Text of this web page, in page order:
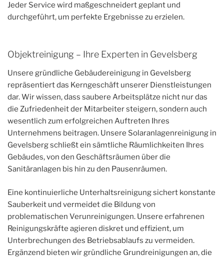
Jeder Service wird maßgeschneidert geplant und
durchgeführt, um perfekte Ergebnisse zu erzielen.
Objektreinigung – Ihre Experten in Gevelsberg
Unsere gründliche Gebäudereinigung in Gevelsberg
repräsentiert das Kerngeschäft unserer Dienstleistungen
dar. Wir wissen, dass saubere Arbeitsplätze nicht nur das
die Zufriedenheit der Mitarbeiter steigern, sondern auch
wesentlich zum erfolgreichen Auftreten Ihres
Unternehmens beitragen. Unsere Solaranlagenreinigung in
Gevelsberg schließt ein sämtliche Räumlichkeiten Ihres
Gebäudes, von den Geschäftsräumen über die
Sanitäranlagen bis hin zu den Pausenräumen.
Eine kontinuierliche Unterhaltsreinigung sichert konstante
Sauberkeit und vermeidet die Bildung von
problematischen Verunreinigungen. Unsere erfahrenen
Reinigungskräfte agieren diskret und effizient, um
Unterbrechungen des Betriebsablaufs zu vermeiden.
Ergänzend bieten wir gründliche Grundreinigungen an, die